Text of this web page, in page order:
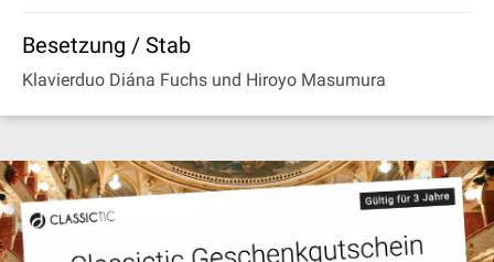
Besetzung / Stab
Klavierduo Diána Fuchs und Hiroyo Masumura